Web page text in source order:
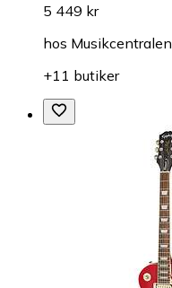
5 449 kr
hos Musikcentralen
+11 butiker